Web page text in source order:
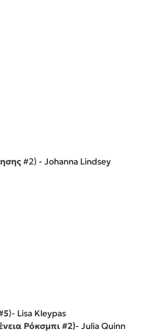
#2) - Johanna Lindsey
)- Lisa Kleypas
Ρόκσμπι #2)- Julia Quinn